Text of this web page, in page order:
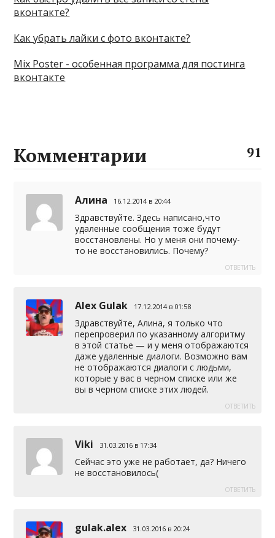
вконтакте?
Как убрать лайки с фото вконтакте?
Mix Poster - особенная программа для постинга
вконтакте
Комментарии 91
Алина 16.12.2014 в 20:44
Здравствуйте. Здесь написано,что
удаленные сообщения тоже будут
восстановлены. Но у меня они почему-
то не восстановились. Почему?
ОТВЕТИТЬ
Alex Gulak 17.12.2014 в 01:58
Здравствуйте, Алина, я только что
перепроверил по указанному алгоритму
в этой статье — и у меня отображаются
даже удаленные диалоги. Возможно вам
не отображаются диалоги с людьми,
которые у вас в черном списке или же
вы в черном списке этих людей.
ОТВЕТИТЬ
Viki 31.03.2016 в 17:34
Сейчас это уже не работает, да? Ничего
не восстановилось(
ОТВЕТИТЬ
gulak.alex 31.03.2016 в 20:24